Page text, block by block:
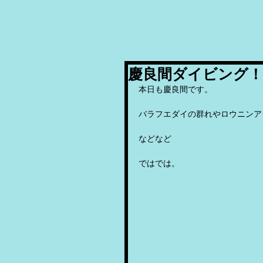
慶良間ダイビング！
本日も慶良間です。
バラフエダイの群れやロウニン
などなど
ではでは。